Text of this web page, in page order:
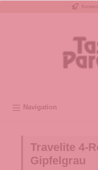
Navigation
Travelite 4-
Gipfelgrau